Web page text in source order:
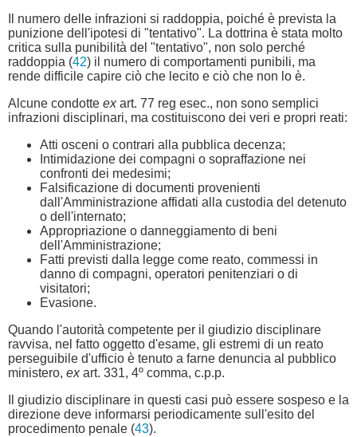
Il numero delle infrazioni si raddoppia, poiché è prevista la
punizione dell'ipotesi di "tentativo". La dottrina è stata molto
critica sulla punibilità del "tentativo", non solo perché
raddoppia (42) il numero di comportamenti punibili, ma
rende difficile capire ciò che lecito e ciò che non lo è.
Alcune condotte exart. 77 reg esec., non sono semplici
infrazioni disciplinari, ma costituiscono dei veri e propri reati:
Atti osceni o contrari alla pubblica decenza;
Intimidazione dei compagni o sopraffazione nei
confronti dei medesimi;
Falsificazione di documenti provenienti
dall'Amministrazione affidati alla custodia del detenuto
o dell'internato;
Appropriazione o danneggiamento di beni
dell'Amministrazione;
Fatti previsti dalla legge come reato, commessi in
danno di compagni, operatori penitenziari o di
visitatori;
Evasione.
Quando l'autorità competente per il giudizio disciplinare
ravvisa, nel fatto oggetto d'esame, gli estremi di un reato
perseguibile d'ufficio è tenuto a farne denuncia al pubblico
ministero, exart. 331, 4º comma, c.p.p.
Il giudizio disciplinare in questi casi può essere sospeso e la
direzione deve informarsi periodicamente sull'esito del
procedimento penale (43).